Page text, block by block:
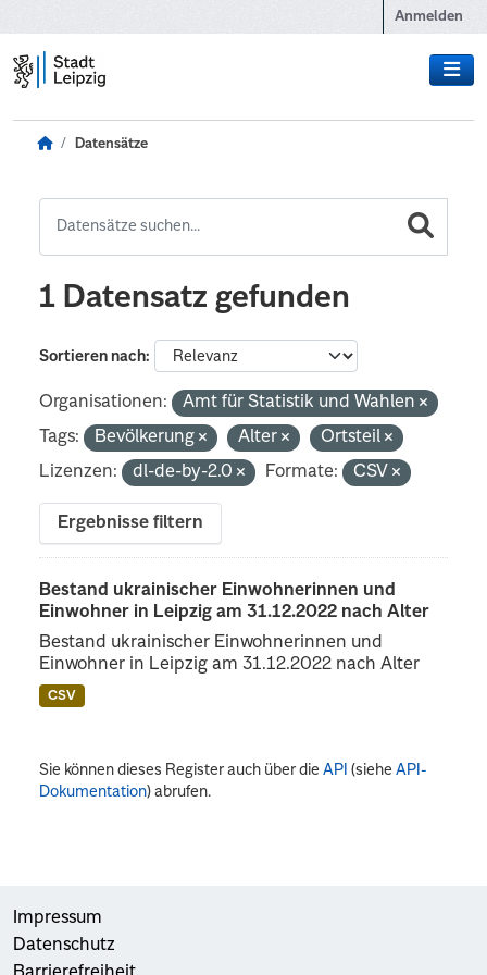
Anmelden
Datensätze
1 Datensatz gefunden
Sortieren nach
Organisationen:
Amt für Statistik und Wahlen
Tags:
Bevölkerung Alter
Ortsteil
Lizenzen:
dl-de-by-2.0 Formate: CSV
Ergebnisse filtern
Bestand ukrainischer Einwohnerinnen und
Einwohner in Leipzig am 31.12.2022 nach Alter
Bestand ukrainischer Einwohnerinnen und
Einwohner in Leipzig am 31.12.2022 nach Alter
CSV
Sie können dieses Register auch über dieAPI (sieheAPI-
Dokumentation) abrufen.
Impressum
Datenschutz